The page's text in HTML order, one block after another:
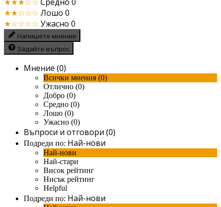
★★☆☆☆ Лошо 0
★☆☆☆☆ Ужасно 0
Напишете мнение
Задайте въпрос
Мнение (0)
Всички мнения (0)
Отлично (0)
Добро (0)
Средно (0)
Лошо (0)
Ужасно (0)
Въпроси и отговори (0)
Подреди по: Най-нови
Най-нови
Най-стари
Висок рейтинг
Нисък рейтинг
Helpful
Подреди по: Най-нови